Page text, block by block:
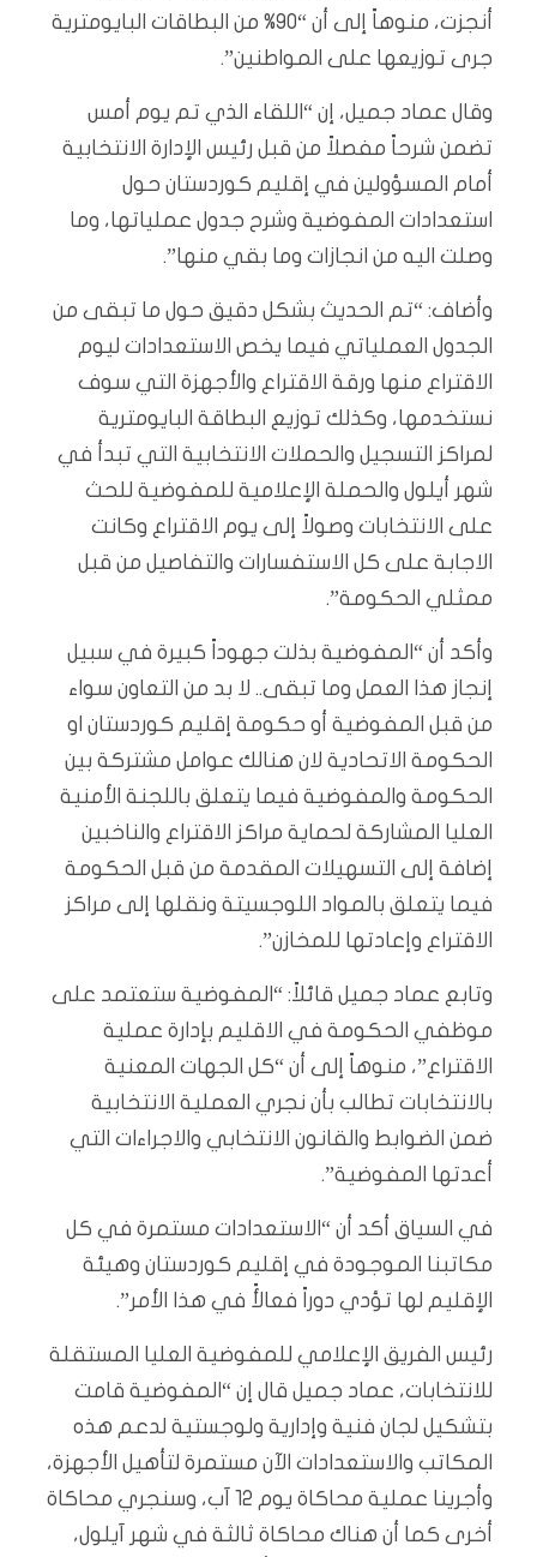
أنجزت، منوهاً إلى أن “90% من البطاقات البايومترية
جرى توزيعها على المواطنين”.
وقال عماد جميل، إن “اللقاء الذي تم يوم أمس
تضمن شرحاً مفصلاً من قبل رئيس الإدارة الانتخابية
أمام المسؤولين في إقليم كوردستان حول
استعدادات المفوضية وشرح جدول عملياتها، وما
وصلت اليه من انجازات وما بقي منها”.
وأضاف: “تم الحديث بشكل دقيق حول ما تبقى من
الجدول العملياتي فيما يخص الاستعدادات ليوم
الاقتراع منها ورقة الاقتراع والأجهزة التي سوف
نستخدمها، وكذلك توزيع البطاقة البايومترية
لمراكز التسجيل والحملات الانتخابية التي تبدأ في
شهر أيلول والحملة الإعلامية للمفوضية للحث
على الانتخابات وصولاً إلى يوم الاقتراع وكانت
الاجابة على كل الاستفسارات والتفاصيل من قبل
ممثلي الحكومة”.
وأكد أن “المفوضية بذلت جهوداً كبيرة في سبيل
إنجاز هذا العمل وما تبقى.. لا بد من التعاون سواء
من قبل المفوضية أو حكومة إقليم كوردستان او
الحكومة الاتحادية لان هنالك عوامل مشتركة بين
الحكومة والمفوضية فيما يتعلق باللجنة الأمنية
العليا المشاركة لحماية مراكز الاقتراع والناخبين
إضافة إلى التسهيلات المقدمة من قبل الحكومة
فيما يتعلق بالمواد اللوجسيتة ونقلها إلى مراكز
الاقتراع وإعادتها للمخازن”.
وتابع عماد جميل قائلاً: “المفوضية ستعتمد على
موظفي الحكومة في الاقليم بإدارة عملية
الاقتراع”، منوهاً إلى أن “كل الجهات المعنية
بالانتخابات تطالب بأن نجري العملية الانتخابية
ضمن الضوابط والقانون الانتخابي والاجراءات التي
أعدتها المفوضية”.
في السياق أكد أن “الاستعدادات مستمرة في كل
مكاتبنا الموجودة في إقليم كوردستان وهيئة
الإقليم لها تؤدي دوراً فعالأً في هذا الأمر”.
رئيس الفريق الإعلامي للمفوضية العليا المستقلة
للانتخابات، عماد جميل قال إن “المفوضية قامت
بتشكيل لجان فنية وإدارية ولوجستية لدعم هذه
المكاتب والاستعدادات الآن مستمرة لتأهيل الأجهزة،
وأجرينا عملية محاكاة يوم 12 آب، وسنجري محاكاة
أخرى كما أن هناك محاكاة ثالثة في شهر آيلول،